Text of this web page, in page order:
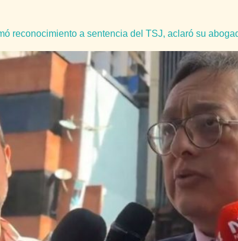
reconocimiento a sentencia del TSJ, aclaró su